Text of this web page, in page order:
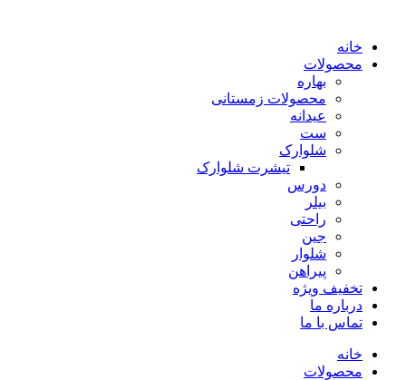
محتوا
خانه
محصولات
بهاره
محصولات زمستانی
عیدانه
ست
شلوارک
تیشرت شلوارک
دورس
بیلر
راحتی
جین
شلوار
پیراهن
تخفیف ویژه
درباره ما
تماس با ما
خانه
محصولات